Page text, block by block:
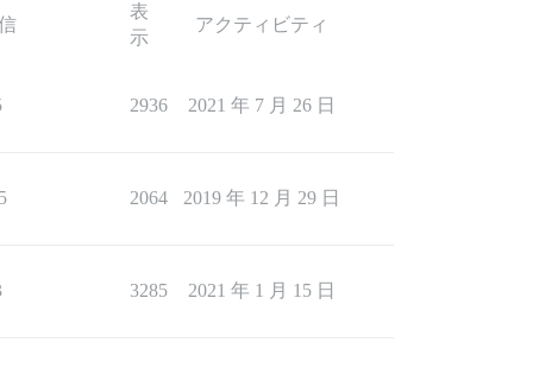
表
示
アクティビティ
2936 2021 年 7 月 26 日
2064 2019 年 12 月 29 日
3285 2021 年 1 月 15 日